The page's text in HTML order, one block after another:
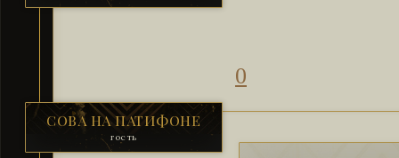
0
СОВА НА ПАТИФОНЕ
гость